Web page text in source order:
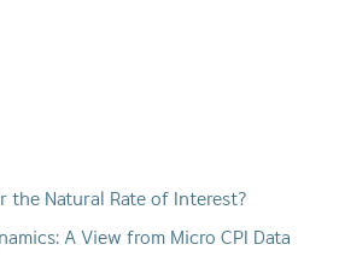
the Natural Rate of Interest?
A View from Micro CPI Data